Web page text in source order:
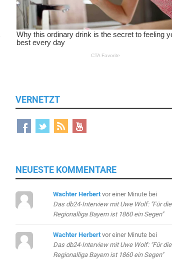
VERNETZT
NEUESTE KOMMENTARE
Wachter Herbert vor einer Minutebei
Das db24-Interview mit Uwe Wolf: "Für die
Regionalliga Bayern ist 1860 ein Segen"
Wachter Herbert vor einer Minutebei
Das db24-Interview mit Uwe Wolf: "Für die
Regionalliga Bayern ist 1860 ein Segen"